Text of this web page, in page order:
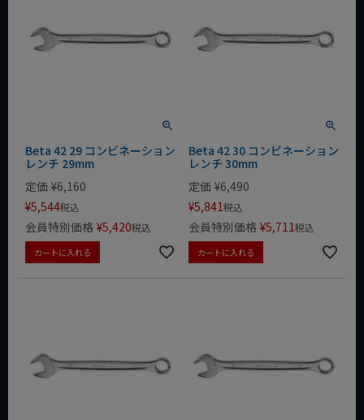
Beta 42 29 コンビネーション
レンチ 29mm
定価 ¥6,160
¥5,544税込
会員特別価格 ¥5,420税込
カートに入れる
Beta 42 30 コンビネーション
レンチ 30mm
定価 ¥6,490
¥5,841税込
会員特別価格 ¥5,711税込
カートに入れる